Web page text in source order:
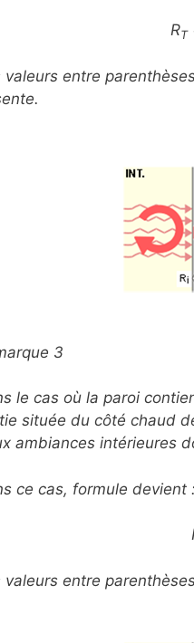
RT
valeurs entre
3
le cas où la paroi
située du côté chaud
ambiances intérieures
ce cas, formule devient :
valeurs entre